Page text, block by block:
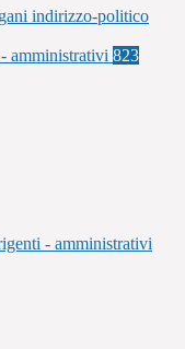
indirizzo-politico
amministrativi 823
- amministrativi